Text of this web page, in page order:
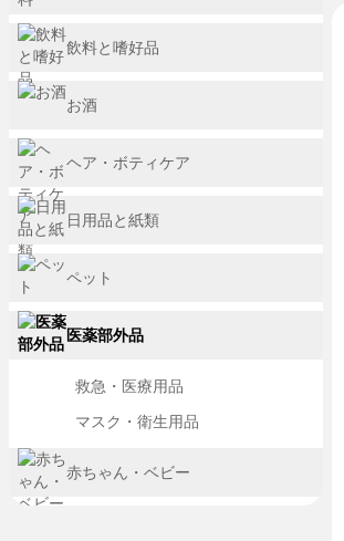
飲料と嗜好品
お酒
ヘア・ボティケア
日用品と紙類
ペット
医薬部外品
救急・医療用品
マスク・衛生用品
赤ちゃん・ベビー